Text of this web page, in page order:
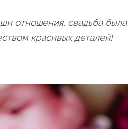
отношения, свадьба
красивых деталей!